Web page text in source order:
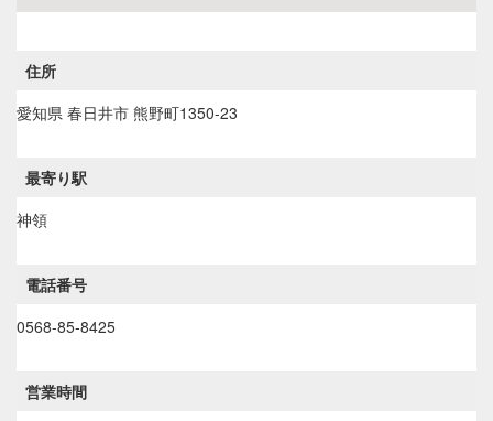
住所
愛知県 春日井市 熊野町1350-23
最寄り駅
神領
電話番号
0568-85-8425
営業時間